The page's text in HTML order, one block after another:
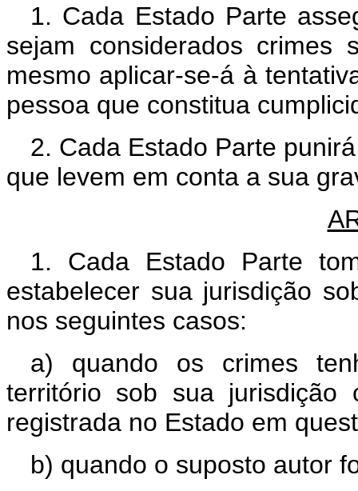
1. Cada Estado Parte
sejam considerados crimes
mesmo aplicar-se-á à
pessoa que constitua
2. Cada Estado Parte
que levem em conta a sua
1. Cada Estado Parte
estabelecer sua jurisdição
nos seguintes casos:
a) quando os crimes
território sob sua
registrada no Estado em
b) quando o suposto autor